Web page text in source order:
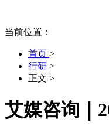
当前位置：
首页 >
行研 >
正文 >
艾媒咨询｜